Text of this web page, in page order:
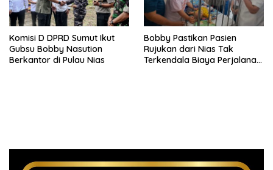
Komisi D DPRD Sumut Ikut
Gubsu Bobby Nasution
Berkantor di Pulau Nias
Bobby Pastikan Pasien
Rujukan dari Nias Tak
Terkendala Biaya Perjalanan